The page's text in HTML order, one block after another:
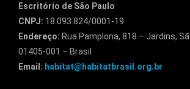
Escritório de São Paulo
CNPJ: 18.093.824/0001-19
Endereço: Rua Pamplona, 818 – Jardins,
01405-001 – Brasil
Email: habitat@habitatbrasil.org.br